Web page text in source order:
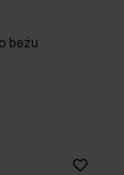
beżu